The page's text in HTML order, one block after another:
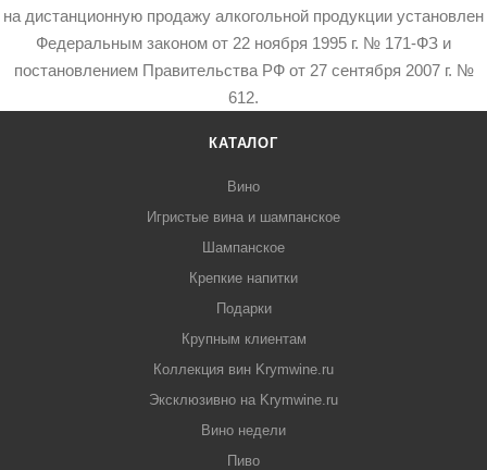
на дистанционную продажу алкогольной продукции установлен
Федеральным законом от 22 ноября 1995 г. № 171-ФЗ и
постановлением Правительства РФ от 27 сентября 2007 г. №
612.
КАТАЛОГ
Вино
Игристые вина и шампанское
Шампанское
Крепкие напитки
Подарки
Крупным клиентам
Коллекция вин Krymwine.ru
Эксклюзивно на Krymwine.ru
Вино недели
Пиво